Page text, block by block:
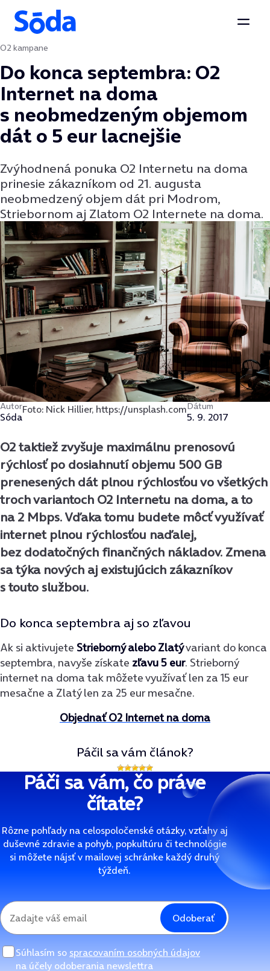
Preskočiť na obsah
O2 kampane
Do konca septembra: O2
Internet na doma
s neobmedzeným objemom
dát o 5 eur lacnejšie
Zvýhodnená ponuka O2 Internetu na doma
prinesie zákazníkom od 21. augusta
neobmedzený objem dát pri Modrom,
Striebornom aj Zlatom O2 Internete na doma.
Autor
Sóda
Foto: Nick Hillier, https://unsplash.comDátum
5. 9. 2017
O2 taktiež zvyšuje maximálnu prenosovú
rýchlosť po dosiahnutí objemu 500 GB
prenesených dát plnou rýchlosťou vo všetkých
troch variantoch O2 Internetu na doma, a to
na 2 Mbps. Vďaka tomu budete môcťvyužívať
internet plnou rýchlosťou naďalej,
bez dodatočných finančných nákladov. Zmena
sa týka nových aj existujúcich zákazníkov
s touto službou.
Do konca septembra aj so zľavou
Ak si aktivujete Strieborný alebo Zlatývariant do konca
septembra, navyše získate zľavu 5 eur. Strieborný
internet na doma tak môžete využívať len za 15 eur
mesačne a Zlatý len za 25 eur mesačne.
Objednať O2 Internet na doma
Páčil sa vám článok?
Páči sa vám, čo práve
čítate?
Rôzne pohľady na celospoločenské otázky, vzťahy aj
duševné zdravie a pohyb, popkultúru či technológie
si môžete nájsť v mailovej schránke každý druhý
týždeň.
Odoberať
Súhlasím so spracovaním osobných údajov
na účely odoberania newslettra